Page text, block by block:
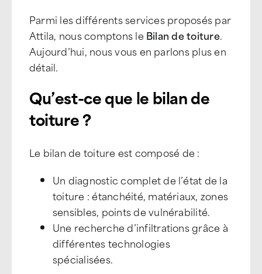
Parmi les différents services proposés par
Attila, nous comptons le Bilan de toiture.
Aujourd’hui, nous vous en parlons plus en
détail.
Qu’est-ce que le bilan de
toiture ?
Le bilan de toiture est composé de :
Un diagnostic complet de l’état de la
toiture : étanchéité, matériaux, zones
sensibles, points de vulnérabilité.
Une recherche d’infiltrations grâce à
différentes technologies
spécialisées.